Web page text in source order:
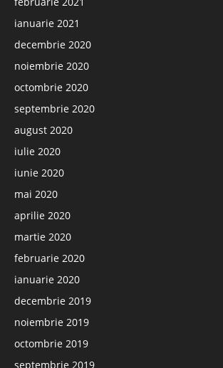
ianuarie 2021
decembrie 2020
noiembrie 2020
octombrie 2020
septembrie 2020
august 2020
iulie 2020
iunie 2020
mai 2020
aprilie 2020
martie 2020
februarie 2020
ianuarie 2020
decembrie 2019
noiembrie 2019
octombrie 2019
septembrie 2019